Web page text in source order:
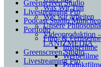
Greenscreen Studio
Livestreaming Pro
Podcast Studio München
Portfolio
Film- &
Imagefilme
Werbefilme
Was Wir Tun
Wie wir arbeiten
Unsere
Videoproduktion
LANIZMEDIA
Greenscreen Studio
Livestreaming Pro